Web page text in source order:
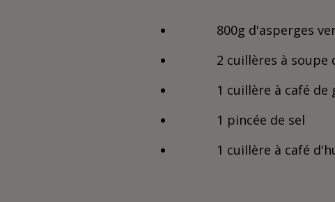
800g d'asperges
2 cuillères à soupe
1 cuillère à café de
1 pincée de sel
1 cuillère à café